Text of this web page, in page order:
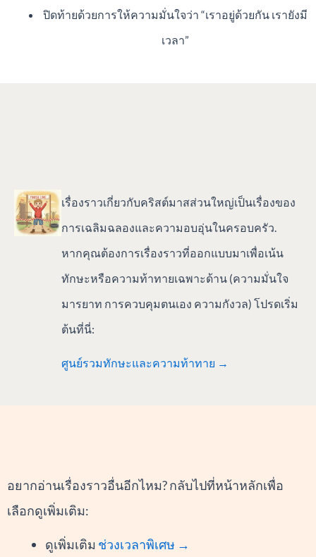
ปิดท้ายด้วยการให้ความมั่นใจว่า “เราอยู่ด้วยกัน เรายังมี
เวลา”
เรื่องราวเกี่ยวกับคริสต์มาสส่วนใหญ่เป็นเรื่องของ
การเฉลิมฉลองและความอบอุ่นในครอบครัว.
หากคุณต้องการเรื่องราวที่ออกแบบมาเพื่อเน้น
ทักษะหรือความท้าทายเฉพาะด้าน (ความมั่นใจ
มารยาท การควบคุมตนเอง ความกังวล) โปรดเริ่ม
ต้นที่นี่:
ศูนย์รวมทักษะและความท้าทาย →
อยากอ่านเรื่องราวอื่นอีกไหม? กลับไปที่หน้าหลักเพื่อ
เลือกดูเพิ่มเติม:
ดูเพิ่มเติม ช่วงเวลาพิเศษ →